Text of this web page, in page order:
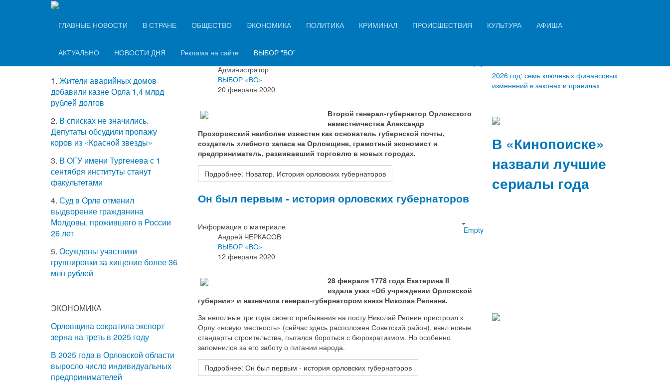
ГЛАВНЫЕ НОВОСТИ
В СТРАНЕ ОБЩЕСТВО ЭКОНОМИКА ПОЛИТИКА КРИМИНАЛ ПРОИСШЕСТВИЯ КУЛЬТУРА АФИША
АКТУАЛЬНО НОВОСТИ ДНЯ Реклама на сайте ВЫБОР "ВО"
Новатор. История орловских губернаторов
Администратор
ВЫБОР «ВО»
20 февраля 2020
Второй генерал-губернатор Орловского
наместничества Александр
Прозоровский наиболее известен как основатель губернской почты,
создатель хлебного запаса на Орловщине, грамотный экономист и
предприниматель, развивавший торговлю в новых городах.
Подробнее: Новатор. История орловских губернаторов
Он был первым - история орловских губернаторов
Empty
Информация о материале
Андрей ЧЕРКАСОВ
ВЫБОР «ВО»
12 февраля 2020
28 февраля 1778 года Екатерина II
издала указ «Об учреждении Орловской
губернии» и назначила генерал-губернатором князя Николая Репнина.
За неполные три года своего пребывания на посту Николай Репнин пристроил к
Орлу «новую местность» (сейчас здесь расположен Советский район), ввел новые
стандарты строительства, пытался бороться с бюрократизмом. Но особенно
запомнился за его заботу о питании народа.
Подробнее: Он был первым - история орловских губернаторов
1. Жители аварийных домов
добавили казне Орла 1,4 млрд
рублей долгов
2. В списках не значились.
Депутаты обсудили пропажу
коров из «Красной звезды»
3. В ОГУ имени Тургенева с 1
сентября институты станут
факультетами
4. Суд в Орле отменил
выдворение гражданина
Молдовы, прожившего в России
26 лет
5. Осуждены участники
группировки за хищение более 36
млн рублей
ЭКОНОМИКА
Орловщина сократила экспорт
зерна на треть в 2025 году
В 2025 года в Орловской области
выросло число индивидуальных
предпринимателей
2026 год: семь ключевых финансовых
изменений в законах и правилах
В «Кинопоиске»
назвали лучшие
сериалы года